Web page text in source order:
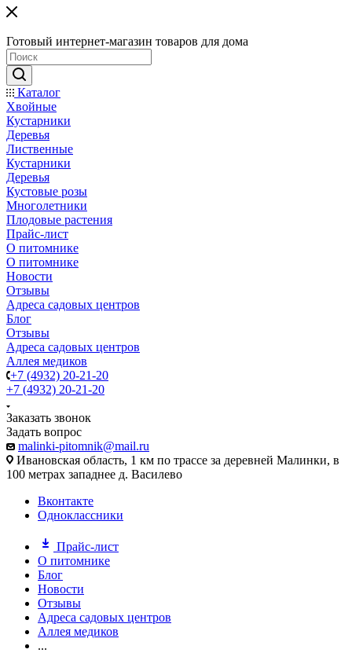
Готовый интернет-магазин товаров для дома
Каталог
Хвойные
Кустарники
Деревья
Лиственные
Кустарники
Деревья
Кустовые розы
Многолетники
Плодовые растения
Прайс-лист
О питомнике
О питомнике
Новости
Отзывы
Адреса садовых центров
Блог
Отзывы
Адреса садовых центров
Аллея медиков
+7 (4932) 20-21-20
+7 (4932) 20-21-20
Заказать звонок
Задать вопрос
malinki-pitomnik@mail.ru
Ивановская область, 1 км по трассе за деревней Малинки, в
100 метрах западнее д. Василево
Вконтакте
Одноклассники
Прайс-лист
О питомнике
Блог
Новости
Отзывы
Адреса садовых центров
Аллея медиков
...